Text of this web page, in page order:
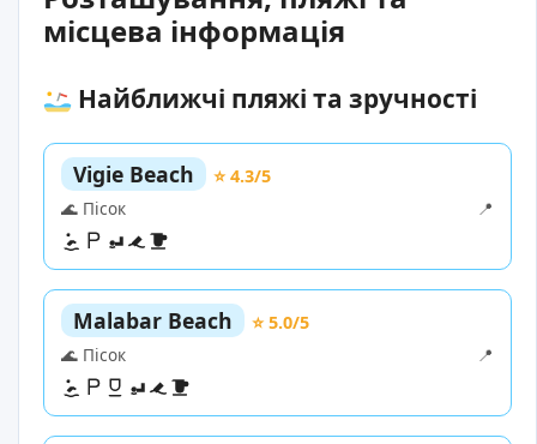
місцева інформація
Найближчі пляжі та зручності
Vigie Beach
⭐ 4.3/5
🌊 Пісок
📍
Malabar Beach
⭐ 5.0/5
🌊 Пісок
📍